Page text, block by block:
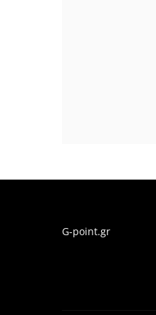
G-point.gr